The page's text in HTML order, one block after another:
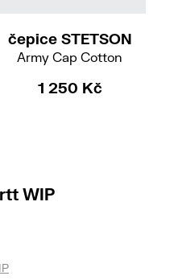
čepice STETSON
Army Cap Cotton
1 250 Kč
WIP